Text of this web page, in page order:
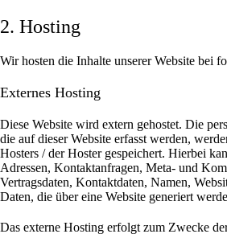
2. Hosting
Wir hosten die Inhalte unserer Website bei
Externes Hosting
Diese Website wird extern gehostet. Die
die auf dieser Website erfasst werden,
Hosters / der Hoster gespeichert. Hierbei
Adressen, Kontaktanfragen, Meta- und
Vertragsdaten, Kontaktdaten, Namen,
Daten, die über eine Website generiert
Das externe Hosting erfolgt zum Zwecke